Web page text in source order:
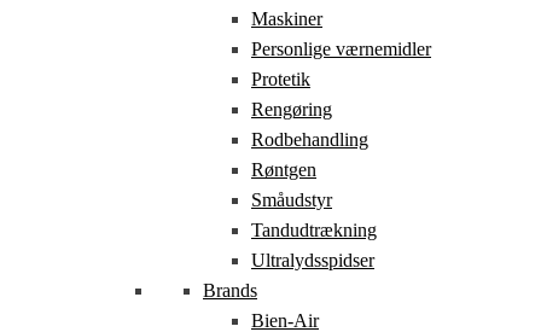
Maskiner
Personlige værnemidler
Protetik
Rengøring
Rodbehandling
Røntgen
Småudstyr
Tandudtrækning
Ultralydsspidser
Brands
Bien-Air